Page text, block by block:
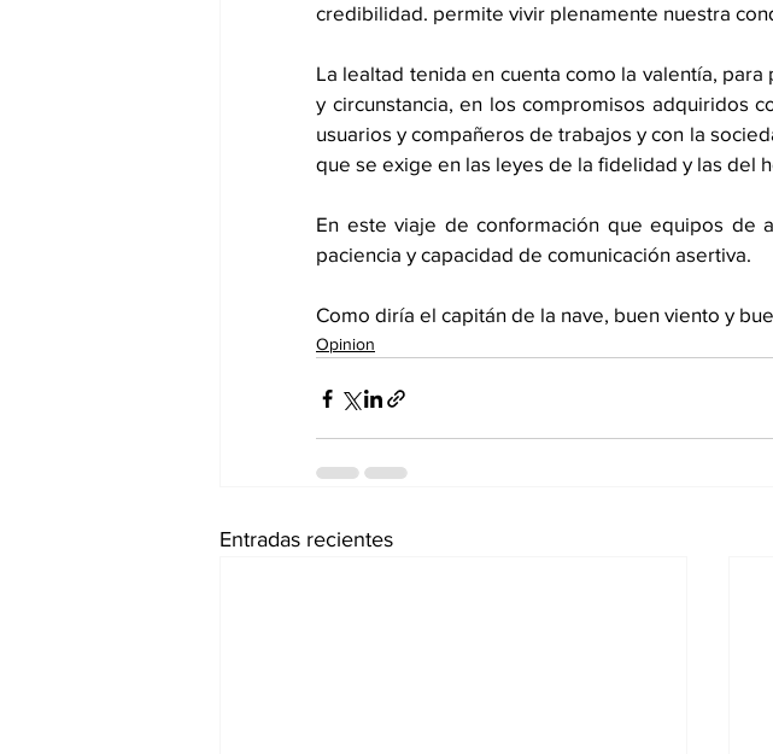
credibilidad. permite vivir plenamente nuestra
La lealtad tenida en cuenta como la valentía,
y circunstancia, en los compromisos adquiridos
usuarios y compañeros de trabajos y con la
que se exige en las leyes de la fidelidad y las del
En este viaje de conformación que equipos de
paciencia y capacidad de comunicación asertiva.
Como diría el capitán de la nave, buen viento y
Opinion
Entradas recientes